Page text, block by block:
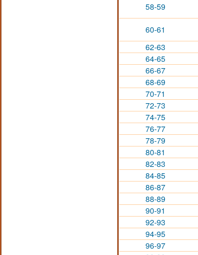
58-59
60-61
62-63
64-65
66-67
68-69
70-71
72-73
74-75
76-77
78-79
80-81
82-83
84-85
86-87
88-89
90-91
92-93
94-95
96-97